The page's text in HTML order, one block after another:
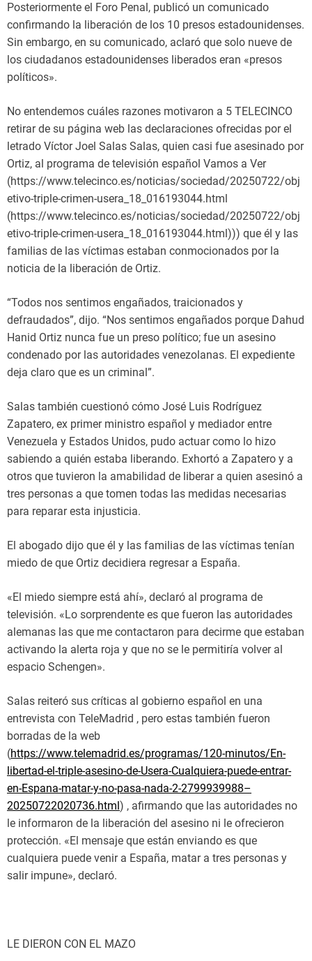
Posteriormente el Foro Penal, publicó un comunicado
confirmando la liberación de los 10 presos estadounidenses.
Sin embargo, en su comunicado, aclaró que solo nueve de
los ciudadanos estadounidenses liberados eran «presos
políticos».
No entendemos cuáles razones motivaron a 5 TELECINCO
retirar de su página web las declaraciones ofrecidas por el
letrado Víctor Joel Salas Salas, quien casi fue asesinado por
Ortiz, al programa de televisión español Vamos a Ver
(https://www.telecinco.es/noticias/sociedad/20250722/obj
etivo-triple-crimen-usera_18_016193044.html
(https://www.telecinco.es/noticias/sociedad/20250722/obj
etivo-triple-crimen-usera_18_016193044.html))) que él y las
familias de las víctimas estaban conmocionados por la
noticia de la liberación de Ortiz.
“Todos nos sentimos engañados, traicionados y
defraudados”, dijo. “Nos sentimos engañados porque Dahud
Hanid Ortiz nunca fue un preso político; fue un asesino
condenado por las autoridades venezolanas. El expediente
deja claro que es un criminal”.
Salas también cuestionó cómo José Luis Rodríguez
Zapatero, ex primer ministro español y mediador entre
Venezuela y Estados Unidos, pudo actuar como lo hizo
sabiendo a quién estaba liberando. Exhortó a Zapatero y a
otros que tuvieron la amabilidad de liberar a quien asesinó a
tres personas a que tomen todas las medidas necesarias
para reparar esta injusticia.
El abogado dijo que él y las familias de las víctimas tenían
miedo de que Ortiz decidiera regresar a España.
«El miedo siempre está ahí», declaró al programa de
televisión. «Lo sorprendente es que fueron las autoridades
alemanas las que me contactaron para decirme que estaban
activando la alerta roja y que no se le permitiría volver al
espacio Schengen».
Salas reiteró sus críticas al gobierno español en una
entrevista con TeleMadrid , pero estas también fueron
borradas de la web
(https://www.telemadrid.es/programas/120-minutos/En-
libertad-el-triple-asesino-de-Usera-Cualquiera-puede-entrar-
en-Espana-matar-y-no-pasa-nada-2-2799939988–
20250722020736.html) , afirmando que las autoridades no
le informaron de la liberación del asesino ni le ofrecieron
protección. «El mensaje que están enviando es que
cualquiera puede venir a España, matar a tres personas y
salir impune», declaró.
LE DIERON CON EL MAZO